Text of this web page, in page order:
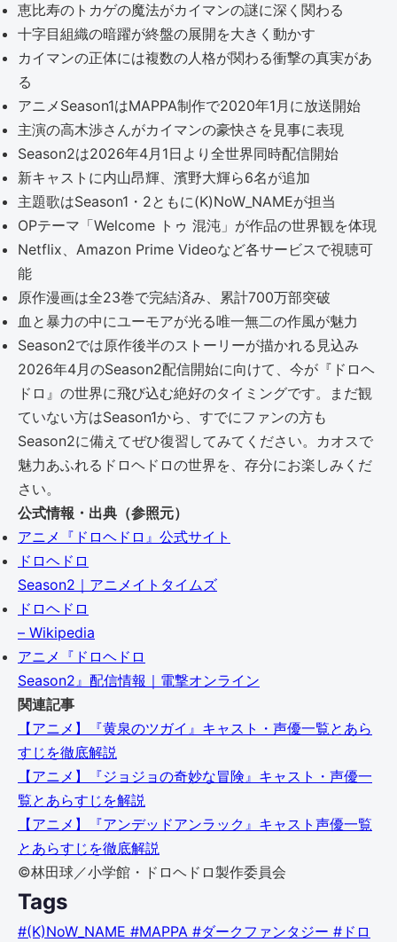
恵比寿のトカゲの魔法がカイマンの謎に深く関わる
十字目組織の暗躍が終盤の展開を大きく動かす
カイマンの正体には複数の人格が関わる衝撃の真実があ
る
アニメSeason1はMAPPA制作で2020年1月に放送開始
主演の高木渉さんがカイマンの豪快さを見事に表現
Season2は2026年4月1日より全世界同時配信開始
新キャストに内山昂輝、濱野大輝ら6名が追加
主題歌はSeason1・2ともに(K)NoW_NAMEが担当
OPテーマ「Welcome トゥ 混沌」が作品の世界観を体現
Netflix、Amazon Prime Videoなど各サービスで視聴可
能
原作漫画は全23巻で完結済み、累計700万部突破
血と暴力の中にユーモアが光る唯一無二の作風が魅力
Season2では原作後半のストーリーが描かれる見込み
2026年4月のSeason2配信開始に向けて、今が『ドロヘ
ドロ』の世界に飛び込む絶好のタイミングです。まだ観
ていない方はSeason1から、すでにファンの方も
Season2に備えてぜひ復習してみてください。カオスで
魅力あふれるドロヘドロの世界を、存分にお楽しみくだ
さい。
公式情報・出典（参照元）
アニメ『ドロヘドロ』公式サイト
ドロヘドロ
Season2｜アニメイトタイムズ
ドロヘドロ
– Wikipedia
アニメ『ドロヘドロ
Season2』配信情報｜電撃オンライン
関連記事
【アニメ】『黄泉のツガイ』キャスト・声優一覧とあら
すじを徹底解説
【アニメ】『ジョジョの奇妙な冒険』キャスト・声優一
覧とあらすじを解説
【アニメ】『アンデッドアンラック』キャスト声優一覧
とあらすじを徹底解説
©林田球／小学館・ドロヘドロ製作委員会
Tags
#(K)NoW_NAME #MAPPA #ダークファンタジー #ドロ